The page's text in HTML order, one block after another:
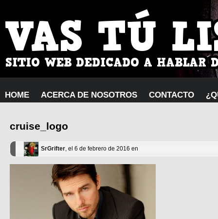
HOME ACERCA DE NOSOTROS CONTACTO
cruise_logo
SrGrifter, el 6 de febrero de 2016 en